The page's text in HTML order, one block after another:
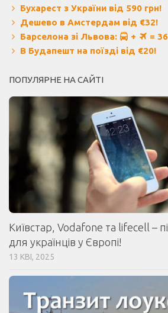
Бухарест з України від 590 грн!
Дешево в Амстердам від €32!
Барселона зі Львова:
+
=
В Будапешт на поїзді від €20!
ПОПУЛЯРНЕ НА САЙТІ
Київстар, Vodafone та lifecell –
для українців у Європі!
13 КВІ, 2025